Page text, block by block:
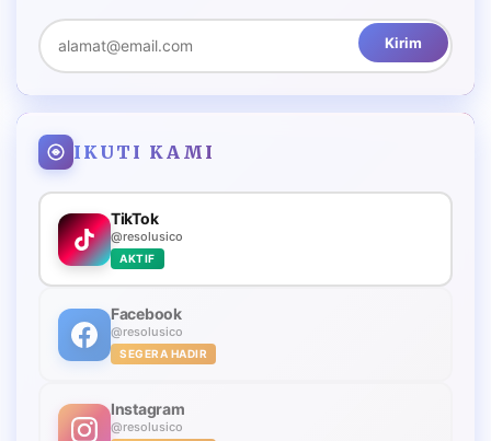
Kirim
IKUTI KAMI
TikTok
@resolusico
AKTIF
Facebook
@resolusico
SEGERA HADIR
Instagram
@resolusico